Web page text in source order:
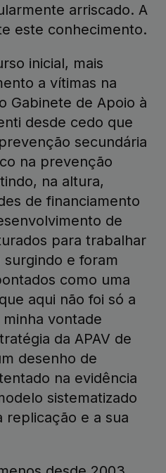
arriscado. A
este conhecimento.
inicial, mais
a vítimas na
Gabinete de Apoio à
desde cedo que
secundária
na prevenção
na altura,
de financiamento
de
para trabalhar
e foram
como uma
aqui não foi só a
vontade
da APAV de
desenho de
na evidência
sistematizado
replicação e a sua